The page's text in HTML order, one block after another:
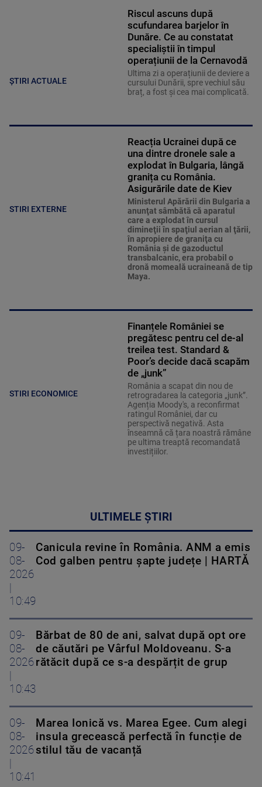
ȘTIRI ACTUALE
Riscul ascuns după
scufundarea barjelor în
Dunăre. Ce au constatat
specialiștii în timpul
operațiunii de la Cernavodă
Ultima zi a operațiunii de deviere a
cursului Dunării, spre vechiul său
braț, a fost și cea mai complicată.
STIRI EXTERNE
Reacția Ucrainei după ce
una dintre dronele sale a
explodat în Bulgaria, lângă
granița cu România.
Asigurările date de Kiev
Ministerul Apărării din Bulgaria a
anunţat sâmbătă că aparatul
care a explodat în cursul
dimineţii în spaţiul aerian al ţării,
în apropiere de graniţa cu
România şi de gazoductul
transbalcanic, era probabil o
dronă momeală ucraineană de tip
Maya.
STIRI ECONOMICE
Finanțele României se
pregătesc pentru cel de-al
treilea test. Standard &
Poor’s decide dacă scapăm
de „junk”
România a scapat din nou de
retrogradarea la categoria „junk”.
Agenția Moody's, a reconfirmat
ratingul României, dar cu
perspectivă negativă. Asta
înseamnă că țara noastră rămâne
pe ultima treaptă recomandată
investițiilor.
ULTIMELE ȘTIRI
09-
08-
2026
10:49
Canicula revine în România. ANM a emis
Cod galben pentru șapte județe | HARTĂ
09-
08-
2026
10:43
Bărbat de 80 de ani, salvat după opt ore
de căutări pe Vârful Moldoveanu. S-a
rătăcit după ce s-a despărțit de grup
09-
08-
2026
10:41
Marea Ionică vs. Marea Egee. Cum alegi
insula grecească perfectă în funcție de
stilul tău de vacanță